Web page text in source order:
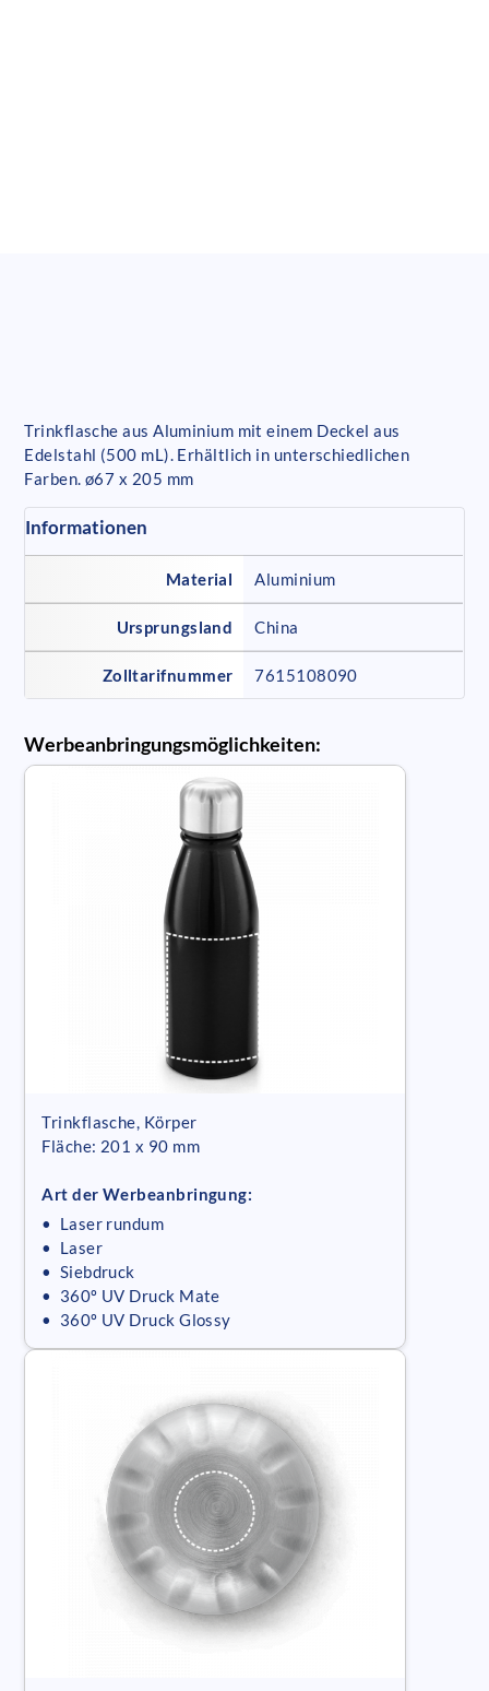
Trinkflasche aus Aluminium mit einem Deckel aus
Edelstahl (500 mL). Erhältlich in unterschiedlichen
Farben. ø67 x 205 mm
Informationen
Material Aluminium
Ursprungsland China
Zolltarifnummer 7615108090
Werbeanbringungsmöglichkeiten:
Trinkflasche, Körper
Fläche: 201 x 90 mm
Art der Werbeanbringung:
• Laser rundum
• Laser
• Siebdruck
• 360º UV Druck Mate
• 360º UV Druck Glossy